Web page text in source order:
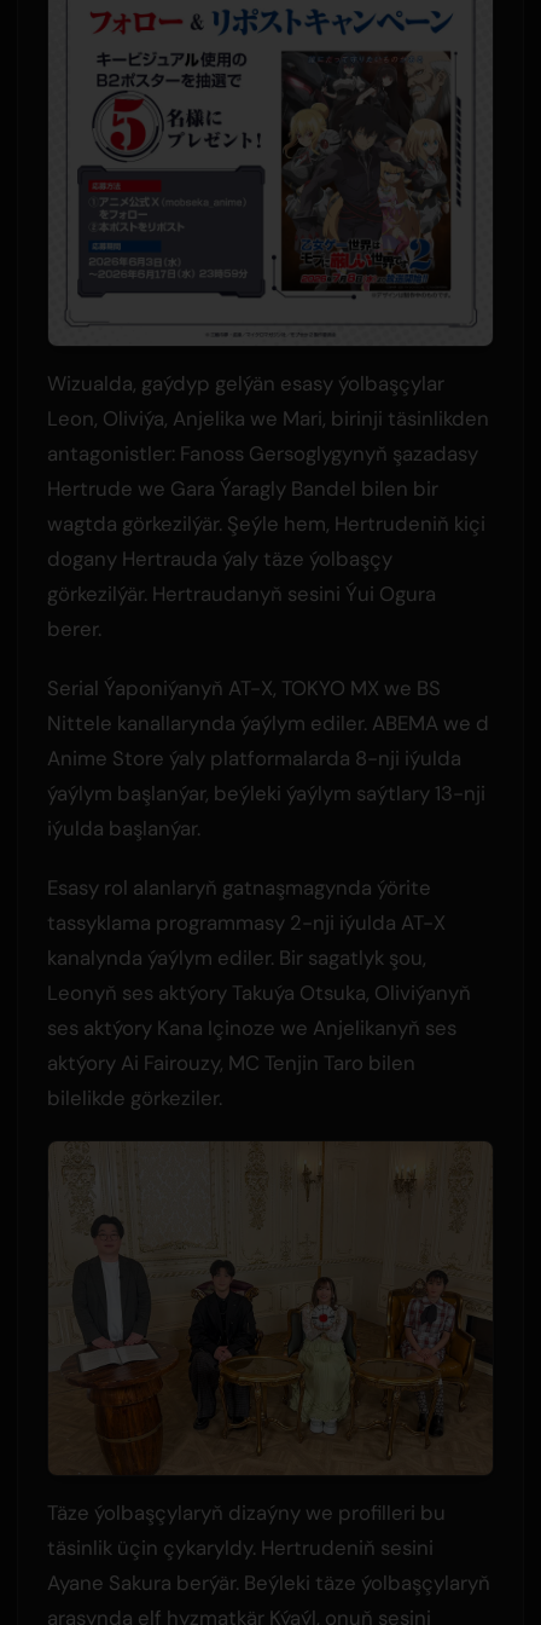
Wizualda, gaýdyp gelýän esasy ýolbaşçylar
Leon, Oliviýa, Anjelika we Mari, birinji täsinlikden
antagonistler: Fanoss Gersoglygynyň şazadasy
Hertrude we Gara Ýaragly Bandel bilen bir
wagtda görkezilýär. Şeýle hem, Hertrudeniň kiçi
dogany Hertrauda ýaly täze ýolbaşçy
görkezilýär. Hertraudanyň sesini Ýui Ogura
berer.
Serial Ýaponiýanyň AT-X, TOKYO MX we BS
Nittele kanallarynda ýaýlym ediler. ABEMA we d
Anime Store ýaly platformalarda 8-nji iýulda
ýaýlym başlanýar, beýleki ýaýlym saýtlary 13-nji
iýulda başlanýar.
Esasy rol alanlaryň gatnaşmagynda ýörite
tassyklama programmasy 2-nji iýulda AT-X
kanalynda ýaýlym ediler. Bir sagatlyk şou,
Leonyň ses aktýory Takuýa Otsuka, Oliviýanyň
ses aktýory Kana Içinoze we Anjelikanyň ses
aktýory Ai Fairouzy, MC Tenjin Taro bilen
bilelikde görkeziler.
Täze ýolbaşçylaryň dizaýny we profilleri bu
täsinlik üçin çykaryldy. Hertrudeniň sesini
Ayane Sakura berýär. Beýleki täze ýolbaşçylaryň
arasynda elf hyzmatkär Kýaýl, onuň sesini